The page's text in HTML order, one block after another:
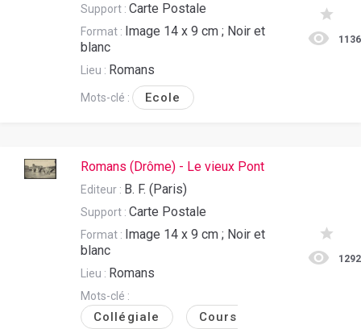
Support : Carte Postale
Format : Image 14 x 9 cm ; Noir et
blanc
Lieu : Romans
Mots-clé : Ecole
1136
Romans (Drôme) - Le vieux Pont
Editeur : B. F. (Paris)
Support : Carte Postale
Format : Image 14 x 9 cm ; Noir et
blanc
Lieu : Romans
Mots-clé :
Collégiale
Cours
1292